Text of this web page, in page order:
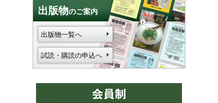
出版物のご案内
出版物一覧へ
試読・購読の申込へ